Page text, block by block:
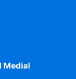
Media!